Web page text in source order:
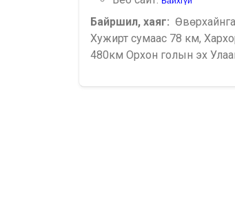
Байршил, хаяг:
Хужирт сумаас 78 км,
480км Орхон голын эх